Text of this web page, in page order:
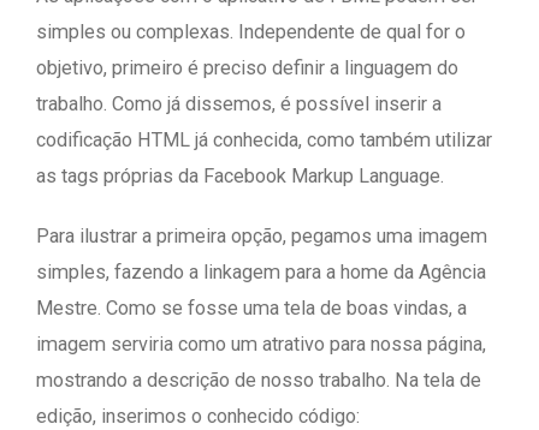
simples ou complexas. Independente de qual for o
objetivo, primeiro é preciso definir a linguagem do
trabalho. Como já dissemos, é possível inserir a
codificação HTML já conhecida, como também utilizar
as tags próprias da Facebook Markup Language.
Para ilustrar a primeira opção, pegamos uma imagem
simples, fazendo a linkagem para a home da Agência
Mestre. Como se fosse uma tela de boas vindas, a
imagem serviria como um atrativo para nossa página,
mostrando a descrição de nosso trabalho. Na tela de
edição, inserimos o conhecido código: